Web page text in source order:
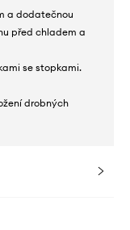
a dodatečnou
před chladem a
se stopkami.
drobných